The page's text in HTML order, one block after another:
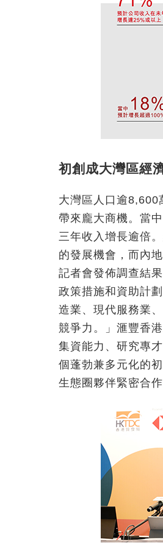
初創成大灣區經
大灣區人口逾8,600
帶來龐大商機。當
三年收入增長逾倍
的發展機會，而內
記者會發佈調查結
政策措施和資助計
造業、現代服務業
競爭力。」滙豐香
集資能力、研究專
個蓬勃兼多元化的
生態圈夥伴緊密合